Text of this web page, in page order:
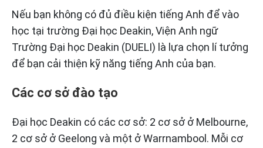
Nếu bạn không có đủ điều kiện tiếng Anh để vào
học tại trường Đại học Deakin, Viện Anh ngữ
Trường Đại học Deakin (DUELI) là lựa chọn lí tưởng
để bạn cải thiện kỹ năng tiếng Anh của bạn.
Các cơ sở đào tạo
Đại học Deakin có các cơ sở: 2 cơ sở ở Melbourne,
2 cơ sở ở Geelong và một ở Warrnambool. Mỗi cơ